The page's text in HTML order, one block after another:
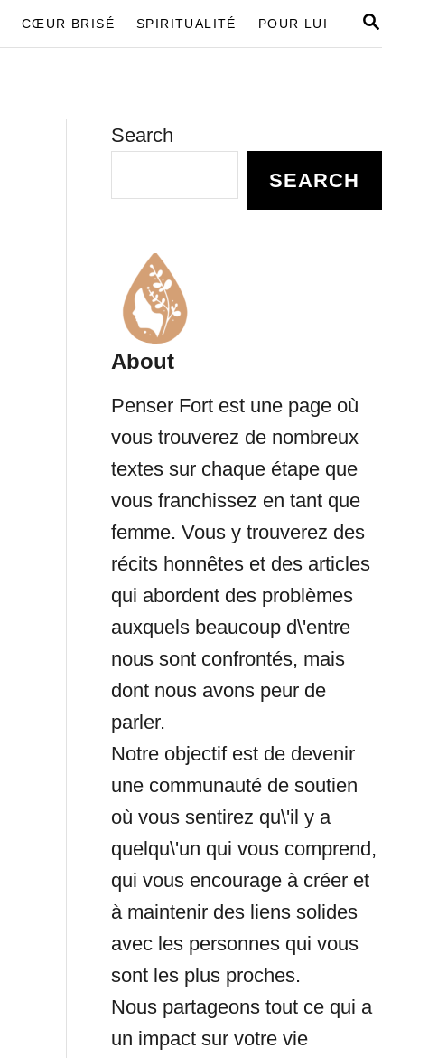
S
CŒUR BRISÉ SPIRITUALITÉ POUR LUI
Search
SEARCH
About
Penser Fort est une page où
vous trouverez de nombreux
textes sur chaque étape que
vous franchissez en tant que
femme. Vous y trouverez des
récits honnêtes et des articles
qui abordent des problèmes
auxquels beaucoup d\'entre
nous sont confrontés, mais
dont nous avons peur de
parler.
Notre objectif est de devenir
une communauté de soutien
où vous sentirez qu\'il y a
quelqu\'un qui vous comprend,
qui vous encourage à créer et
à maintenir des liens solides
avec les personnes qui vous
sont les plus proches.
Nous partageons tout ce qui a
un impact sur votre vie